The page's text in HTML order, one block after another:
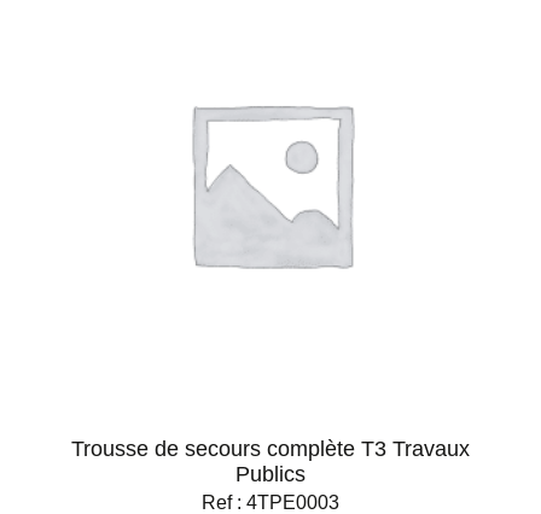
Trousse de secours complète T3 Travaux
Publics
Ref : 4TPE0003